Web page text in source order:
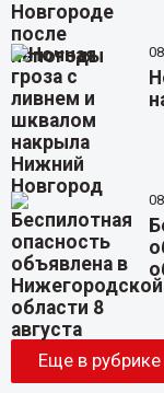
Еще в рубрике